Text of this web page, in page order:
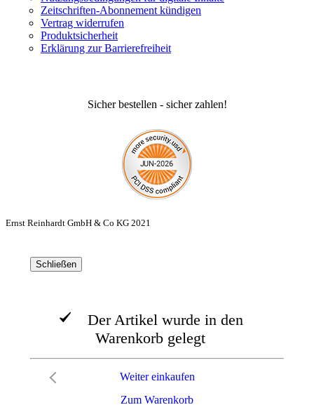
Zeitschriften-Abonnement kündigen
Vertrag widerrufen
Produktsicherheit
Erklärung zur Barrierefreiheit
Sicher bestellen - sicher zahlen!
Ernst Reinhardt GmbH & Co KG 2021
Schließen
Der Artikel wurde in den
Warenkorb gelegt
Zum Warenkorb
Weiter einkaufen